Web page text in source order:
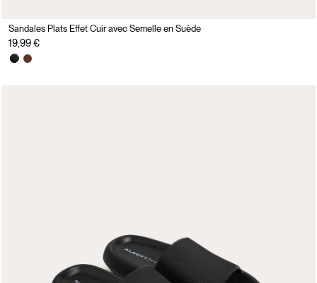
Sandales Plats Effet Cuir avec Semelle en Suède
19,99 €